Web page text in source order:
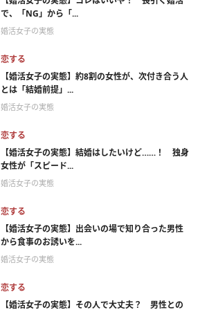
で、「NG」から「...
婚活女子の実態
恋する
【婚活女子の実態】約8割の女性が、次付き合う人
とは「結婚前提」...
婚活女子の実態
恋する
【婚活女子の実態】結婚はしたいけど……！ 独身
女性が「スピード...
婚活女子の実態
恋する
【婚活女子の実態】出会いの場で知り合った男性
から食事のお誘いを...
婚活女子の実態
恋する
【婚活女子の実態】その人で大丈夫？ 男性との